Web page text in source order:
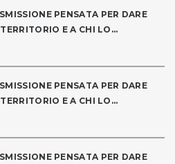
PENSATA PER DARE
E A CHI LO...
PENSATA PER DARE
E A CHI LO...
PENSATA PER DARE